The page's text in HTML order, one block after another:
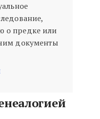
о предке или
документы